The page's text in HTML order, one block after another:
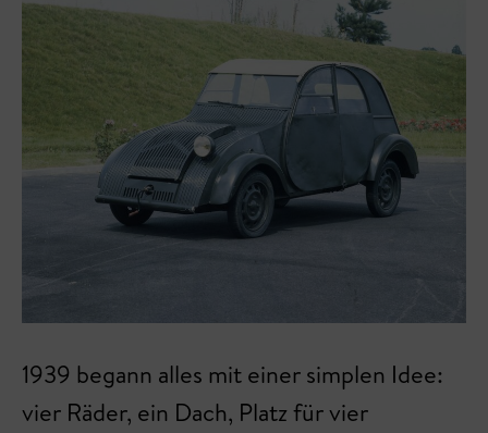
1939 begann alles mit einer simplen Idee:
vier Räder, ein Dach, Platz für vier